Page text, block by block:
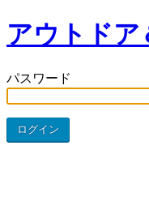
アウトド
パスワード